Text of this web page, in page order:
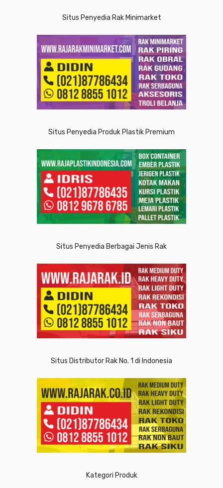
Situs Penyedia Rak Minimarket
Situs Penyedia Produk Plastik Premium
Situs Penyedia Berbagai Jenis Rak
Situs Distributor Rak No. 1 di Indonesia
Kategori Produk